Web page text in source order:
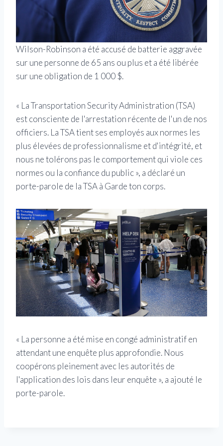
Wilson-Robinson a été accusé de batterie aggravée
sur une personne de 65 ans ou plus et a été libérée
sur une obligation de 1 000 $.
« La Transportation Security Administration (TSA)
est consciente de l'arrestation récente de l'un de nos
officiers. La TSA tient ses employés aux normes les
plus élevées de professionnalisme et d'intégrité, et
nous ne tolérons pas le comportement qui viole ces
normes ou la confiance du public », a déclaré un
porte-parole de la TSA à Garde ton corps.
« La personne a été mise en congé administratif en
attendant une enquête plus approfondie. Nous
coopérons pleinement avec les autorités de
l'application des lois dans leur enquête », a ajouté le
porte-parole.